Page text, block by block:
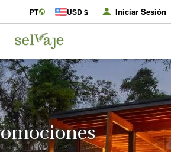
PT USD $ Iniciar Sesión